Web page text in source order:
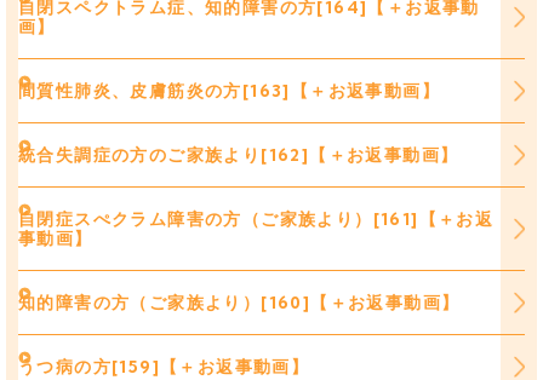
自閉スペクトラム症、知的障害の方[164]【＋お返事動
画】
間質性肺炎、皮膚筋炎の方[163]【＋お返事動画】
統合失調症の方のご家族より[162]【＋お返事動画】
自閉症スぺクラム障害の方（ご家族より）[161]【＋お返
事動画】
知的障害の方（ご家族より）[160]【＋お返事動画】
うつ病の方[159]【＋お返事動画】